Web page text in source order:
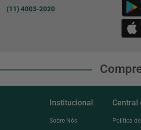
(11) 4003-2020
Institucional
Sobre Nós
Central
Política